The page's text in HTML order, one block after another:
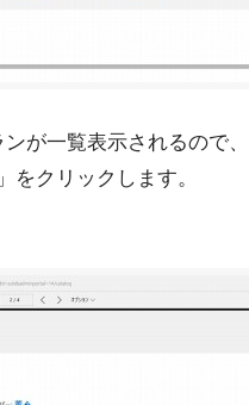
が一覧表示されるので
をクリックします。